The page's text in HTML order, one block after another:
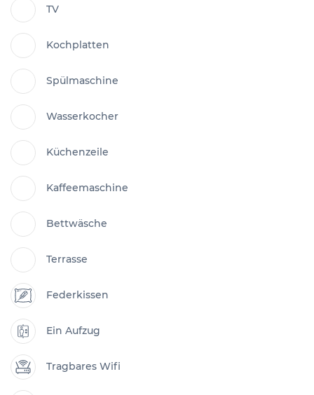
TV
Kochplatten
Spülmaschine
Wasserkocher
Küchenzeile
Kaffeemaschine
Bettwäsche
Terrasse
Federkissen
Ein Aufzug
Tragbares Wifi